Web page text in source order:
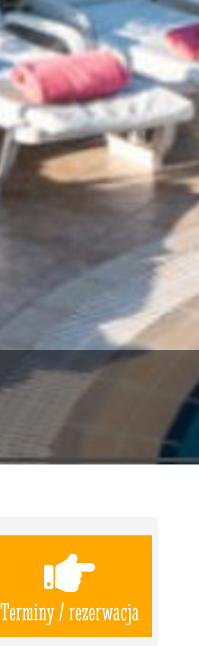
Terminy / rezerwacja